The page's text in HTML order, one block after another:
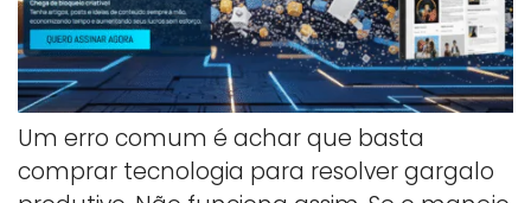
Um erro comum é achar que basta
comprar tecnologia para resolver gargalo